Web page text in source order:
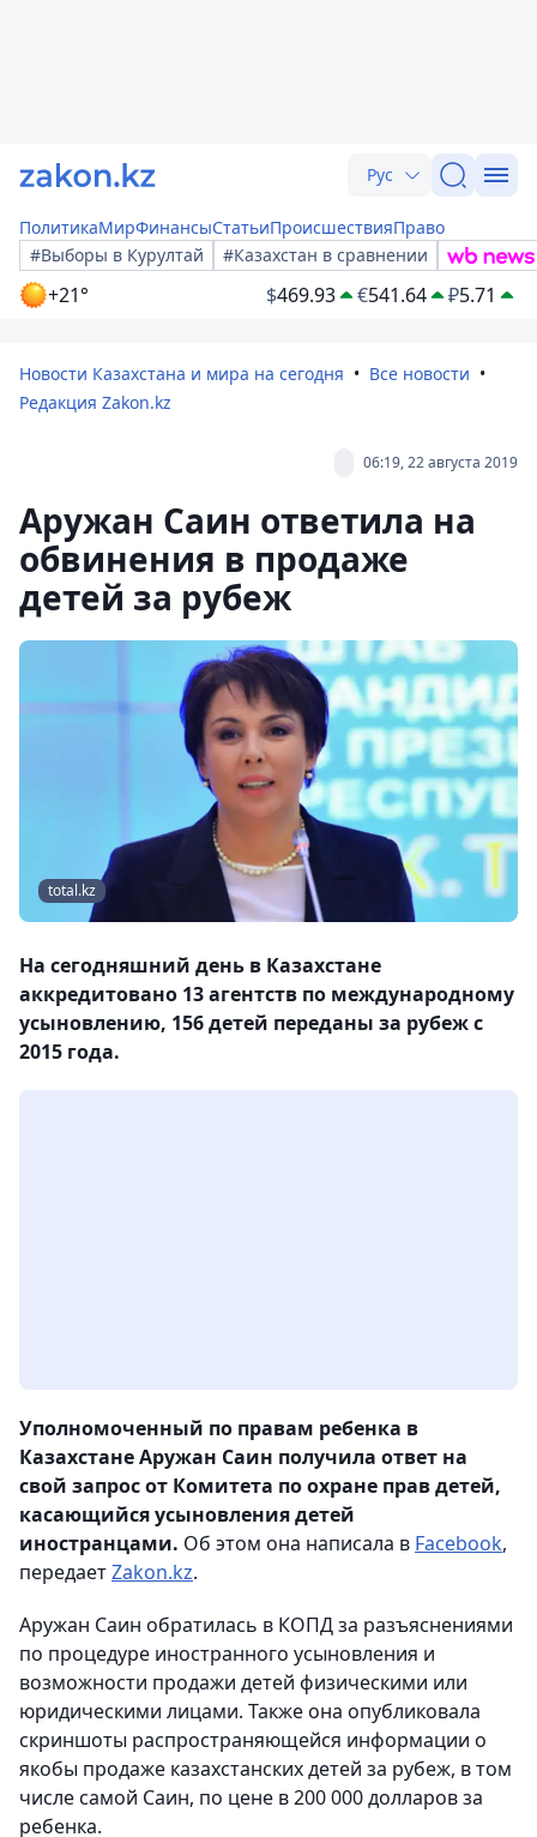
Рус
ПолитикаМирФинансыСтатьиПроисшествияПраво
#Выборы в Курултай
#Казахстан в сравнении
+21° $469.93 €541.64 ₽5.71
Новости Казахстана и мира на сегодня
Все новости
Редакция Zakon.kz
06:19, 22 августа 2019
Аружан Саин ответила на
обвинения в продаже
детей за рубеж
total.kz
На сегодняшний день в Казахстане
аккредитовано 13 агентств по международному
усыновлению, 156 детей переданы за рубеж с
2015 года.
Уполномоченный по правам ребенка в
Казахстане Аружан Саин получила ответ на
свой запрос от Комитета по охране прав детей,
касающийся усыновления детей
иностранцами. Об этом она написала в Facebook,
передаетZakon.kz.
Аружан Саин обратилась в КОПД за разъяснениями
по процедуре иностранного усыновления и
возможности продажи детей физическими или
юридическими лицами. Также она опубликовала
скриншоты распространяющейся информации о
якобы продаже казахстанских детей за рубеж, в том
числе самой Саин, по цене в 200 000 долларов за
ребенка.